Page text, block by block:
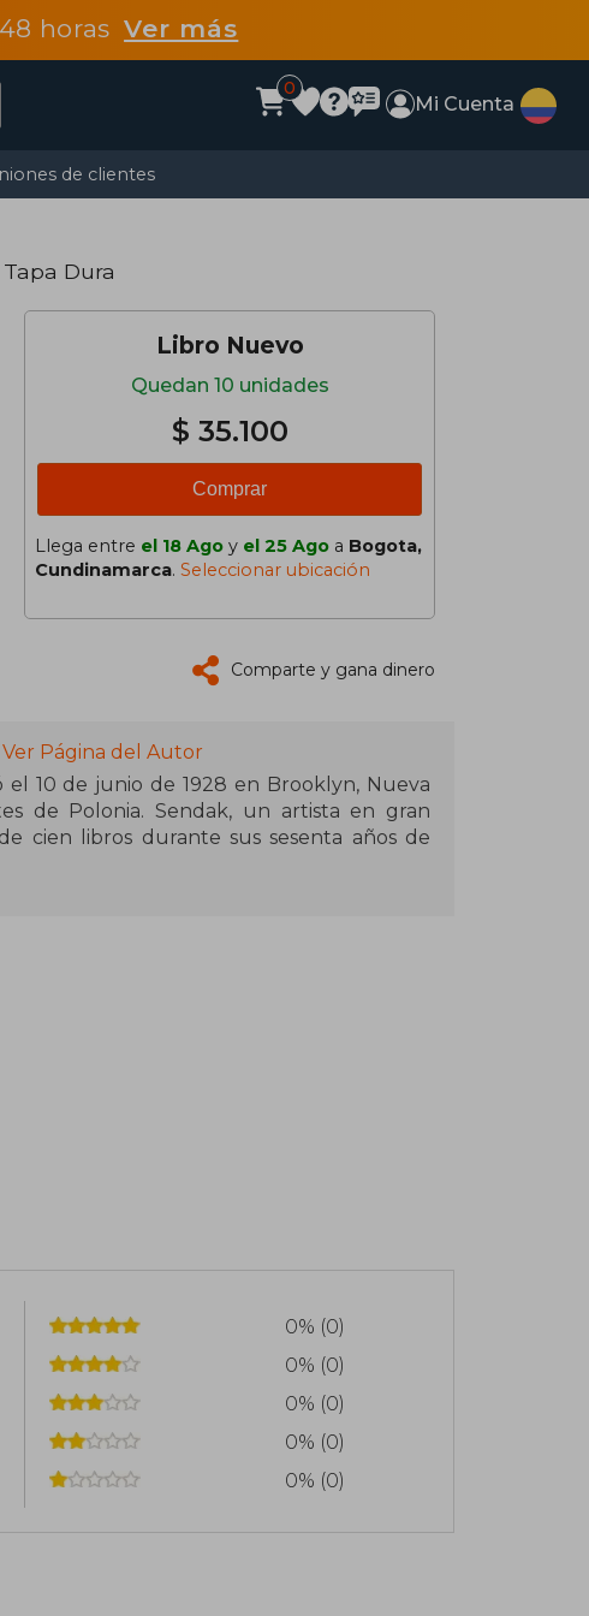
48 horasVer más
0
Mi Cuenta
de clientes
Tapa Dura
Libro Nuevo
Quedan 10 unidades
$ 35.100
Comprar
Llega entre el 18 Ago y el 25 Ago a Bogota,
Cundinamarca. Seleccionar ubicación
Comparte y gana dinero
Ver Página del Autor
el 10 de junio de 1928 en Brooklyn, Nueva
de Polonia. Sendak, un artista en gran
cien libros durante sus sesenta años de
0% (0)
0% (0)
0% (0)
0% (0)
0% (0)